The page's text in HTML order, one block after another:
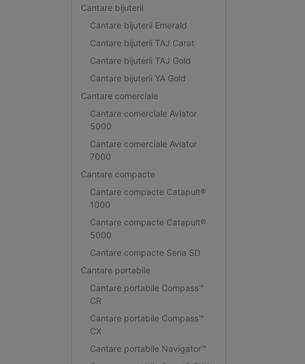
Cantare bijuterii
Cantare bijuterii Emerald
Cantare bijuterii TAJ Carat
Cantare bijuterii TAJ Gold
Cantare bijuterii YA Gold
Cantare comerciale
Cantare comerciale Aviator
5000
Cantare comerciale Aviator
7000
Cantare compacte
Cantare compacte Catapult®
1000
Cantare compacte Catapult®
5000
Cantare compacte Seria SD
Cantare portabile
Cantare portabile Compass™
CR
Cantare portabile Compass™
CX
Cantare portabile Navigator™